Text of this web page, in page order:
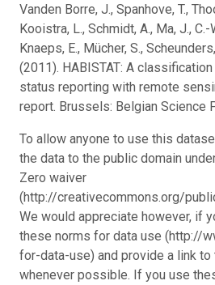
Vanden Borre, J., Spanhove, T.,
Kooistra, L., Schmidt, A., Ma, J., C.-
Knaeps, E., Mücher, S.,
(2011). HABISTAT: A
status reporting with remote
report. Brussels: Belgian Science
To allow anyone to use this
the data to the public domain
Zero waiver
(http://creativecommons.org/
We would appreciate however, if
these norms for data use (http://
for-data-use) and provide a link
whenever possible. If you use